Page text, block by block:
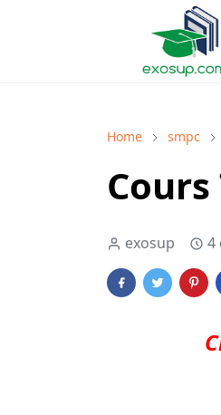
Home smpc
Cours
exosup 4